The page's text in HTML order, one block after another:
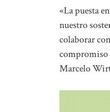
«La puesta
nuestro
colaborar
compromiso
Marcelo